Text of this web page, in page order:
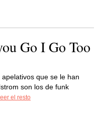
Go I Go Too
que se le han
son los de funk
el resto